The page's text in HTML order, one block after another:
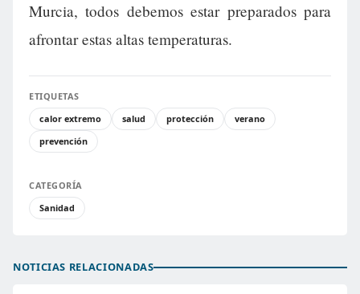
Murcia, todos debemos estar preparados para
afrontar estas altas temperaturas.
ETIQUETAS
calor extremo
salud protección
verano
prevención
CATEGORÍA
Sanidad
NOTICIAS RELACIONADAS